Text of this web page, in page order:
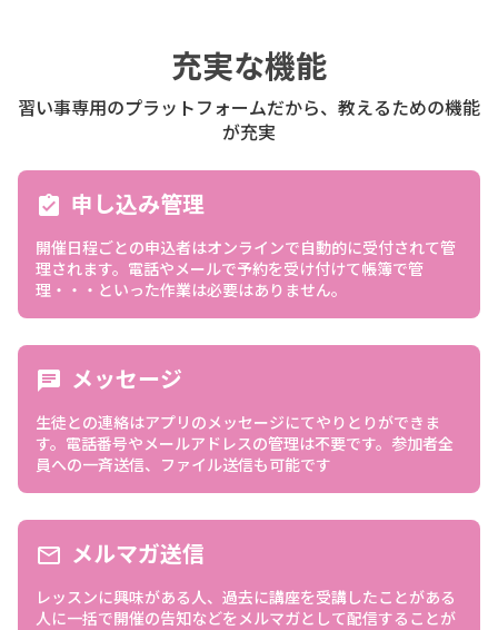
充実な機能
習い事専用のプラットフォームだから、教えるための機能
が充実
assignment_turned_in 申し込み管理
開催日程ごとの申込者はオンラインで自動的に受付されて管
理されます。電話やメールで予約を受け付けて帳簿で管
理・・・といった作業は必要はありません。
chat メッセージ
生徒との連絡はアプリのメッセージにてやりとりができま
す。電話番号やメールアドレスの管理は不要です。参加者全
員への一斉送信、ファイル送信も可能です
mail_outline メルマガ送信
レッスンに興味がある人、過去に講座を受講したことがある
人に一括で開催の告知などをメルマガとして配信することが